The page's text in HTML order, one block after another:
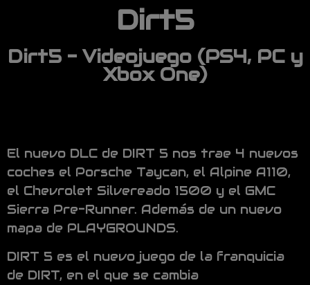
Dirt5
Dirt5 - Videojuego (PS4, PC y
Xbox One)
El nuevo DLC de DIRT 5 nos trae 4 nuevos
coches el Porsche Taycan, el Alpine A110,
el Chevrolet Silvereado 1500 y el GMC
Sierra Pre-Runner. Además de un nuevo
mapa de PLAYGROUNDS.
DIRT 5 es el nuevo juego de la franquicia
de DIRT, en el que se cambia